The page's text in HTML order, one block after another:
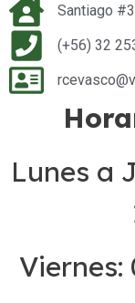
Santiago
(+56) 32
Lunes a
Viernes: